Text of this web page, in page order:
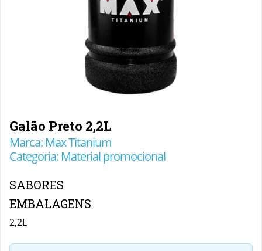
Galão Preto 2,2L
Marca: Max Titanium
Categoria: Material promocional
SABORES
EMBALAGENS
2,2L